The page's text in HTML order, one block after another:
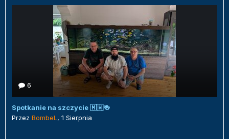
6
Spotkanie na szczycie 🇲🇼🍻
Przez BombeL , 1 Sierpnia